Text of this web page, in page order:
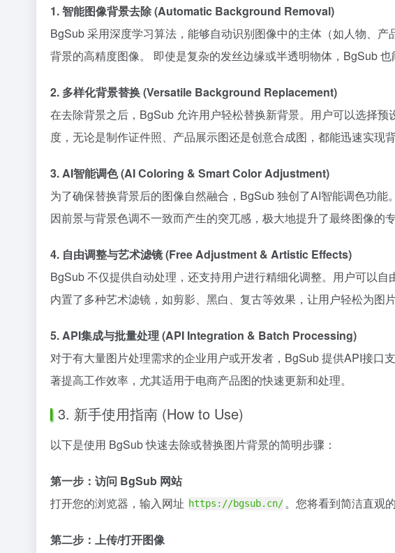
1. 智能图像背景去除 (Automatic Background Removal)
BgSub 采用深度学习算法，能够自动识别图像中的主体（如人物、
背景的高精度图像。 即使是复杂的发丝边缘或半透明物体，BgSub
2. 多样化背景替换 (Versatile Background Replacement)
在去除背景之后，BgSub 允许用户轻松替换新背景。用户可以选择
度，无论是制作证件照、产品展示图还是创意合成图，都能迅速实现背
3. AI智能调色 (AI Coloring & Smart Color Adjustment)
为了确保替换背景后的图像自然融合，BgSub 独创了AI智能调色功
因前景与背景色调不一致而产生的突兀感，极大地提升了最终图像的专
4. 自由调整与艺术滤镜 (Free Adjustment & Artistic Effects)
BgSub 不仅提供自动处理，还支持用户进行精细化调整。用户可以
内置了多种艺术滤镜，如剪影、黑白、复古等效果，让用户轻松为图
5. API集成与批量处理 (API Integration & Batch Processing)
对于有大量图片处理需求的企业用户或开发者，BgSub 提供API接口
著提高工作效率，尤其适用于电商产品图的快速更新和处理。
3. 新手使用指南 (How to Use)
以下是使用 BgSub 快速去除或替换图片背景的简明步骤：
第一步：访问 BgSub 网站
打开您的浏览器，输入网址 https://bgsub.cn/。您将看到简洁直观
第二步：上传/打开图像